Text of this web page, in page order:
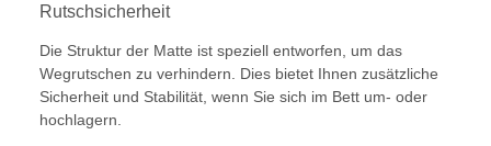
Rutschsicherheit
Die Struktur der Matte ist speziell entworfen, um das
Wegrutschen zu verhindern. Dies bietet Ihnen zusätzliche
Sicherheit und Stabilität, wenn Sie sich im Bett um- oder
hochlagern.